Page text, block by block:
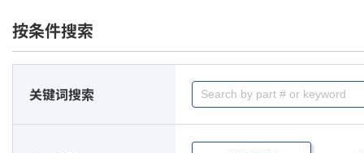
按条件搜索
关键词搜索